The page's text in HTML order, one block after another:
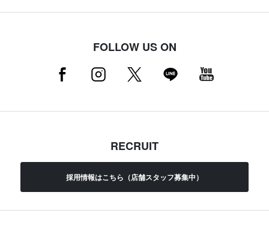
FOLLOW US ON
RECRUIT
採用情報はこちら（店舗スタッフ募集中）